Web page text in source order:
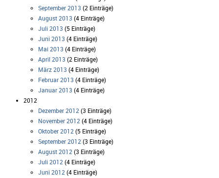
September 2013 (2 Einträge)
August 2013 (4 Einträge)
Juli 2013 (5 Einträge)
Juni 2013 (4 Einträge)
Mai 2013 (4 Einträge)
April 2013 (2 Einträge)
März 2013 (4 Einträge)
Februar 2013 (4 Einträge)
Januar 2013 (4 Einträge)
2012
Dezember 2012 (3 Einträge)
November 2012 (4 Einträge)
Oktober 2012 (5 Einträge)
September 2012 (3 Einträge)
August 2012 (3 Einträge)
Juli 2012 (4 Einträge)
Juni 2012 (4 Einträge)